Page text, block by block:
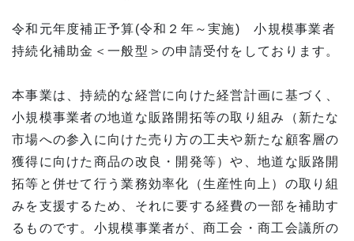
令和元年度補正予算(令和２年～実施) 小規模事業者
持続化補助金＜一般型＞の申請受付をしております。
本事業は、持続的な経営に向けた経営計画に基づく、
小規模事業者の地道な販路開拓等の取り組み（新たな
市場への参入に向けた売り方の工夫や新たな顧客層の
獲得に向けた商品の改良・開発等）や、地道な販路開
拓等と併せて行う業務効率化（生産性向上）の取り組
みを支援するため、それに要する経費の一部を補助す
るものです。小規模事業者が、商工会・商工会議所の